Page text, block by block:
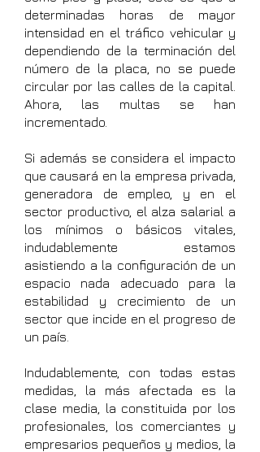
determinadas horas de mayor
intensidad en el tráfico vehicular y
dependiendo de la terminación del
número de la placa, no se puede
circular por las calles de la capital.
Ahora, las multas se han
incrementado.
Si además se considera el impacto
que causará en la empresa privada,
generadora de empleo, y en el
sector productivo, el alza salarial a
los mínimos o básicos vitales,
indudablemente estamos
asistiendo a la configuración de un
espacio nada adecuado para la
estabilidad y crecimiento de un
sector que incide en el progreso de
un país.
Indudablemente, con todas estas
medidas, la más afectada es la
clase media, la constituida por los
profesionales, los comerciantes y
empresarios pequeños y medios, la